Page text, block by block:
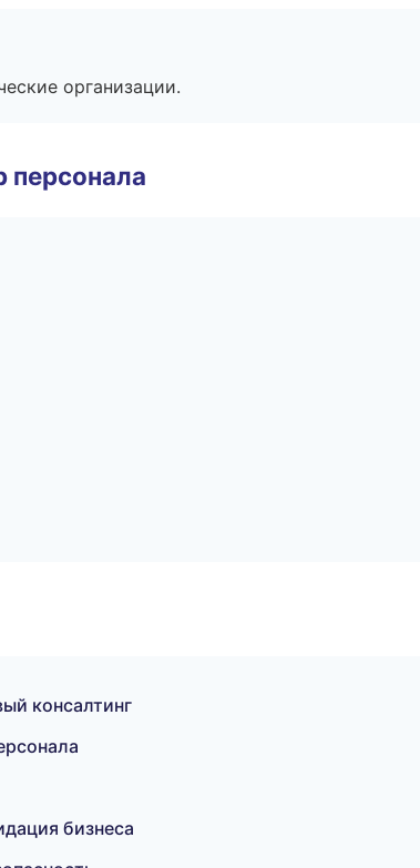
организации.
персонала
консалтинг
бизнеса